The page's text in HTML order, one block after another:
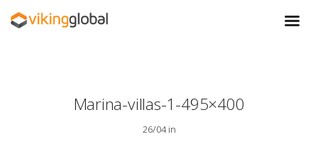
Marina-villas-1-495×400
26/04 in